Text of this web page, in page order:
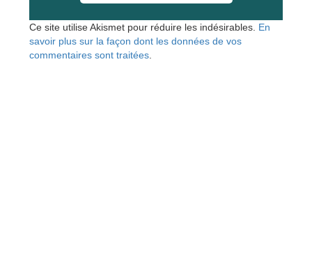
Ce site utilise Akismet pour réduire les indésirables. En
savoir plus sur la façon dont les données de vos
commentaires sont traitées